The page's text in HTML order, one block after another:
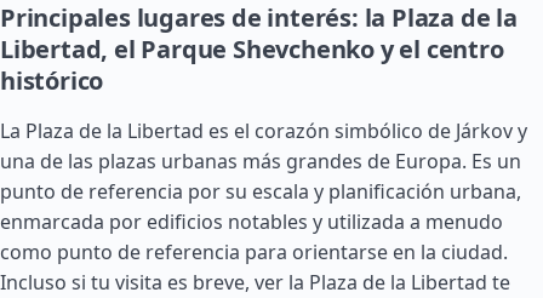
Principales lugares de interés: la Plaza de la
Libertad, el Parque Shevchenko y el centro
histórico
La Plaza de la Libertad es el corazón simbólico de Járkov y
una de las plazas urbanas más grandes de Europa. Es un
punto de referencia por su escala y planificación urbana,
enmarcada por edificios notables y utilizada a menudo
como punto de referencia para orientarse en la ciudad.
Incluso si tu visita es breve, ver la Plaza de la Libertad te